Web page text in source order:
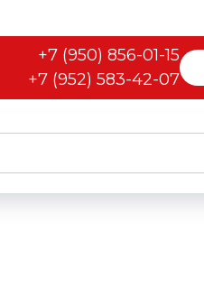
+7 (950) 856-01-15
+7 (952) 583-42-07